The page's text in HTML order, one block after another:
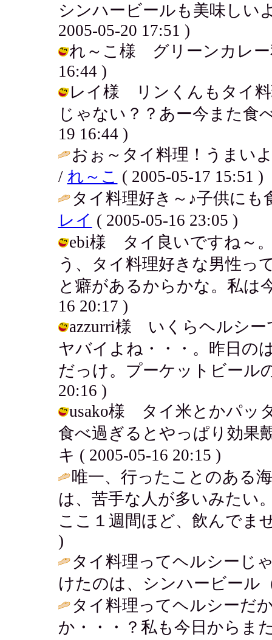
シンハービールも美味しい
2005-05-20 17:51 )
れ～こ様 グリーンカレー
16:44 )
レイ様 リンくんもタイ料
じゃない？？あー今また食
19 16:44 )
おぉ～タイ料理！うまい
/ れ～こ ( 2005-05-17 15:51 )
タイ料理好き～♪子供に
レイ ( 2005-05-16 23:05 )
ebi様 タイ良いですね～
う、タイ料理好きな男性っ
と癖があるからかな。私は
16 20:17 )
azzurri様 いくらヘルシー
ヤバイよね・・・。昨日の
だっけ。プーケットビール
20:16 )
usako様 タイ米とかパッ
食べ過ぎるとやっぱり効果
キ ( 2005-05-16 20:15 )
唯一、行ったことのある
は、苦手な人が多いみた
ここ１週間ほど、飲んでま
)
タイ料理ってヘルシーじ
けたのは、シンハービール
タイ料理ってヘルシーだ
か・・・？私も今日からま